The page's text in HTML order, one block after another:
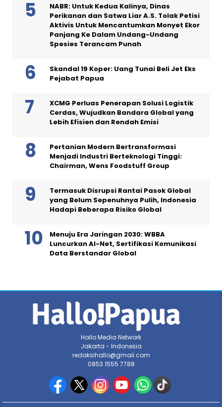
NABR: Untuk Kedua Kalinya, Dinas
Perikanan dan Satwa Liar A.S. Tolak Petisi
Aktivis Untuk Mencantumkan Monyet Ekor
Panjang Ke Dalam Undang-Undang
Spesies Terancam Punah
Skandal 19 Koper: Uang Tunai Beli Jet Eks
Pejabat Papua
XCMG Perluas Penerapan Solusi Logistik
Cerdas, Wujudkan Bandara Global yang
Lebih Efisien dan Rendah Emisi
Pertanian Modern Bertransformasi
Menjadi Industri Berteknologi Tinggi:
Chairman, Wens Foodstuff Group
Termasuk Disrupsi Rantai Pasok Global
yang Belum Sepenuhnya Pulih, Indonesia
Hadapi Beberapa Risiko Global
Menuju Era Jaringan 2030: WBBA
Luncurkan AI-Net, Sertifikasi Komunikasi
Data Berstandar Global
Hallo Media Network
Jakarta - Indonesia
redaksihallo@gmail.com
0853 1555 7788